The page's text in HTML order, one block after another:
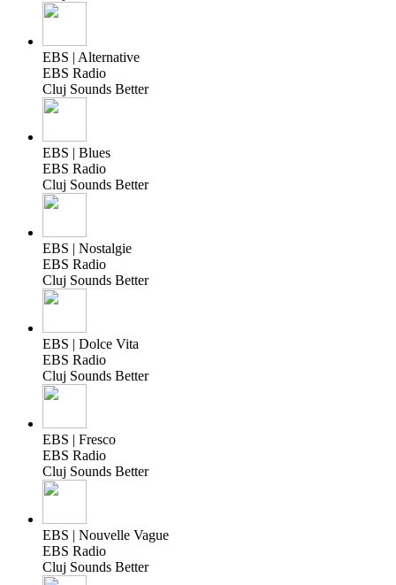
EBS | Alternative
EBS Radio
Cluj Sounds Better
EBS | Blues
EBS Radio
Cluj Sounds Better
EBS | Nostalgie
EBS Radio
Cluj Sounds Better
EBS | Dolce Vita
EBS Radio
Cluj Sounds Better
EBS | Fresco
EBS Radio
Cluj Sounds Better
EBS | Nouvelle Vague
EBS Radio
Cluj Sounds Better